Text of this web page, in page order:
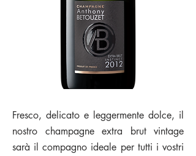
Fresco, delicato e leggermente dolce, il
nostro champagne extra brut vintage
sarà il compagno ideale per tutti i vostri